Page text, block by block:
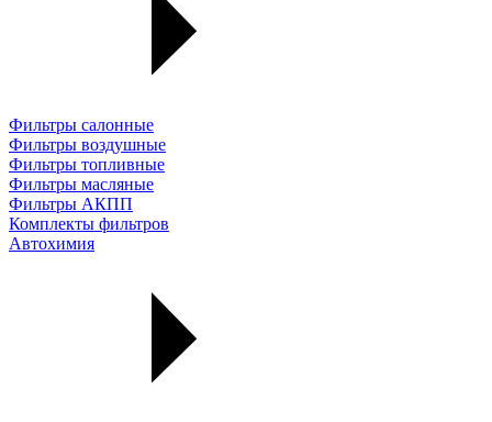
Фильтры салонные
Фильтры воздушные
Фильтры топливные
Фильтры масляные
Фильтры АКПП
Комплекты фильтров
Автохимия